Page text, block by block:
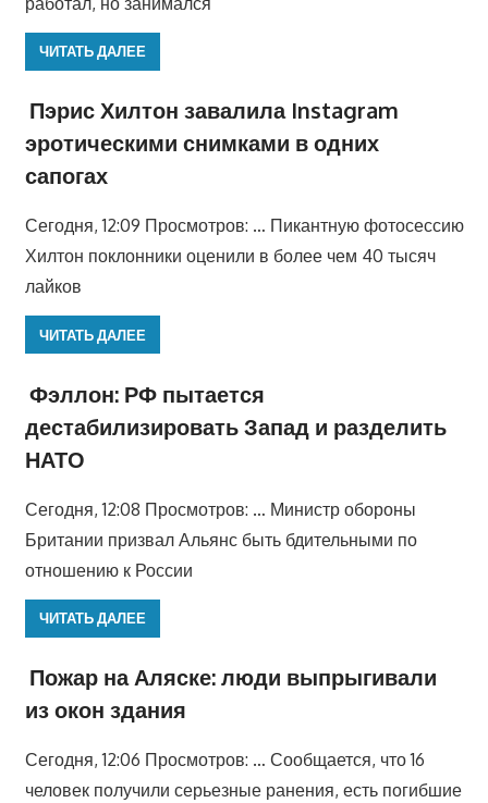
ЧИТАТЬ ДАЛЕЕ
Пэрис Хилтон завалила Instagram
эротическими снимками в одних
сапогах
Сегодня, 12:09 Просмотров: … Пикантную фотосессию
Хилтон поклонники оценили в более чем 40 тысяч
лайков
ЧИТАТЬ ДАЛЕЕ
Фэллон: РФ пытается
дестабилизировать Запад и разделить
НАТО
Сегодня, 12:08 Просмотров: … Министр обороны
Британии призвал Альянс быть бдительными по
отношению к России
ЧИТАТЬ ДАЛЕЕ
Пожар на Аляске: люди выпрыгивали
из окон здания
Сегодня, 12:06 Просмотров: … Сообщается, что 16
человек получили серьезные ранения, есть погибшие